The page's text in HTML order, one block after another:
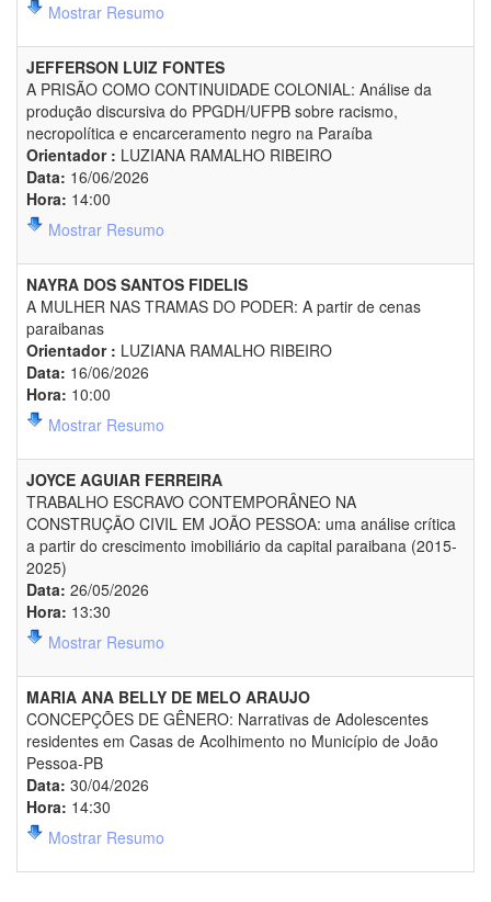
Mostrar Resumo
JEFFERSON LUIZ FONTES
A PRISÃO COMO CONTINUIDADE COLONIAL: Análise da
produção discursiva do PPGDH/UFPB sobre racismo,
necropolítica e encarceramento negro na Paraíba
Orientador : LUZIANA RAMALHO RIBEIRO
Data: 16/06/2026
Hora: 14:00
Mostrar Resumo
NAYRA DOS SANTOS FIDELIS
A MULHER NAS TRAMAS DO PODER: A partir de cenas
paraibanas
Orientador : LUZIANA RAMALHO RIBEIRO
Data: 16/06/2026
Hora: 10:00
Mostrar Resumo
JOYCE AGUIAR FERREIRA
TRABALHO ESCRAVO CONTEMPORÂNEO NA
CONSTRUÇÃO CIVIL EM JOÃO PESSOA: uma análise crítica
a partir do crescimento imobiliário da capital paraibana (2015-
2025)
Data: 26/05/2026
Hora: 13:30
Mostrar Resumo
MARIA ANA BELLY DE MELO ARAUJO
CONCEPÇÕES DE GÊNERO: Narrativas de Adolescentes
residentes em Casas de Acolhimento no Município de João
Pessoa-PB
Data: 30/04/2026
Hora: 14:30
Mostrar Resumo